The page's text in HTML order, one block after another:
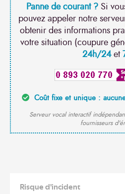
Panne de courant ?Si
pouvez appeler notre
obtenir des informations
votre situation (coupure
24h/24et
Coût fixe et unique :
Serveur vocal interactif
fournisseurs
Risque d'incident